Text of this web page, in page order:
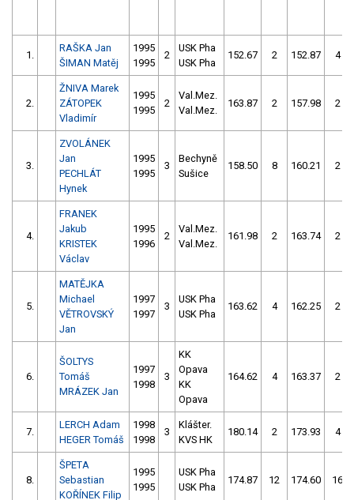
1.
RAŠKA Jan
ŠIMAN Matěj
1995
1995
2
USK Pha
USK Pha
152.67 2 152.87 4
2.
ŽNIVA Marek
ZÁTOPEK
Vladimír
1995
1995
2
Val.Mez.
Val.Mez.
163.87 2 157.98 2
3.
ZVOLÁNEK
Jan
PECHLÁT
Hynek
1995
1995
3
Bechyně
Sušice
158.50 8 160.21 2
4.
FRANEK
Jakub
KRISTEK
Václav
1995
1996
2
Val.Mez.
Val.Mez.
161.98 2 163.74 2
5.
MATĚJKA
Michael
VĚTROVSKÝ
Jan
1997
1997
3
USK Pha
USK Pha
163.62 4 162.25 2
6.
ŠOLTYS
Tomáš
MRÁZEK Jan
1997
1998
3
KK
Opava
KK
Opava
164.62 4 163.37 2
7.
LERCH Adam
HEGER Tomáš
1998
1998
3
Klášter.
KVS HK
180.14 2 173.93 4
8.
ŠPETA
Sebastian
KOŘÍNEK Filip
1995
1995
USK Pha
USK Pha
174.87 12 174.60 16